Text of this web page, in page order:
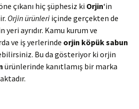
çıkanı hiç şüphesiz ki Orjin‘in
Orjin ürünleri içinde gerçekten de
yeri ayrıdır. Kamu kurum ve
ve iş yerlerinde orjin köpük sabun
Bu da gösteriyor ki orjin
ürünlerinde kanıtlamış bir marka